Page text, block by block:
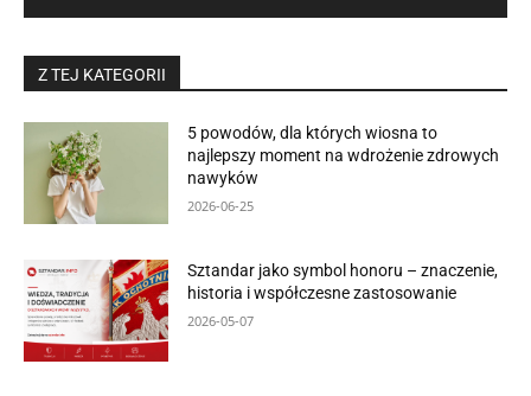
Z TEJ KATEGORII
5 powodów, dla których wiosna to
najlepszy moment na wdrożenie zdrowych
nawyków
2026-06-25
Sztandar jako symbol honoru – znaczenie,
historia i współczesne zastosowanie
2026-05-07